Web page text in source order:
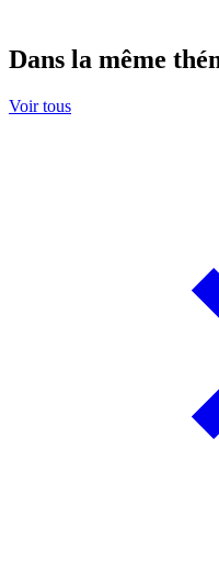
Dans la même
Voir tous